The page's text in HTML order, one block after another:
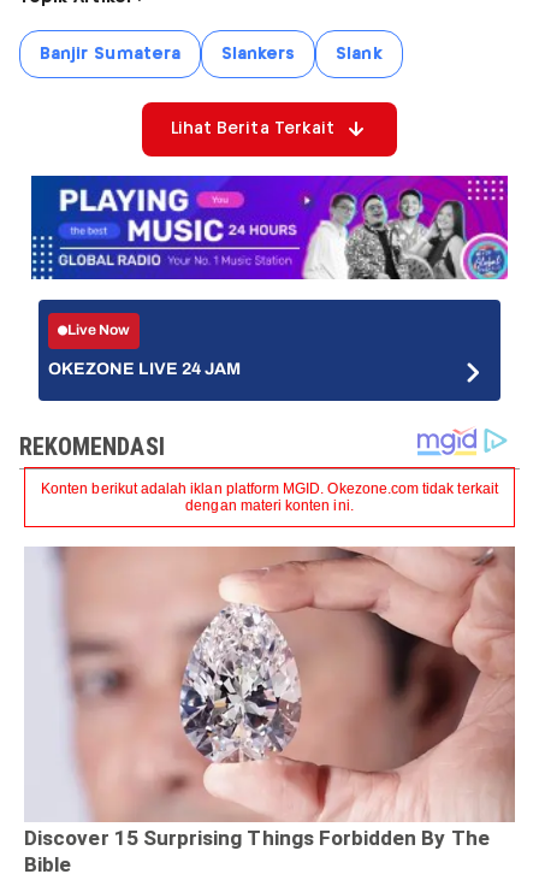
Banjir Sumatera Slankers Slank
Lihat Berita Terkait
Live Now
OKEZONE LIVE 24 JAM